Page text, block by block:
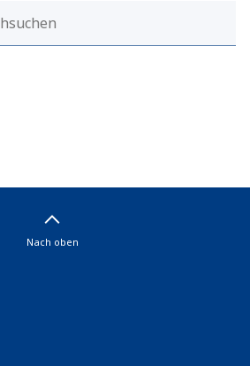
Nach oben